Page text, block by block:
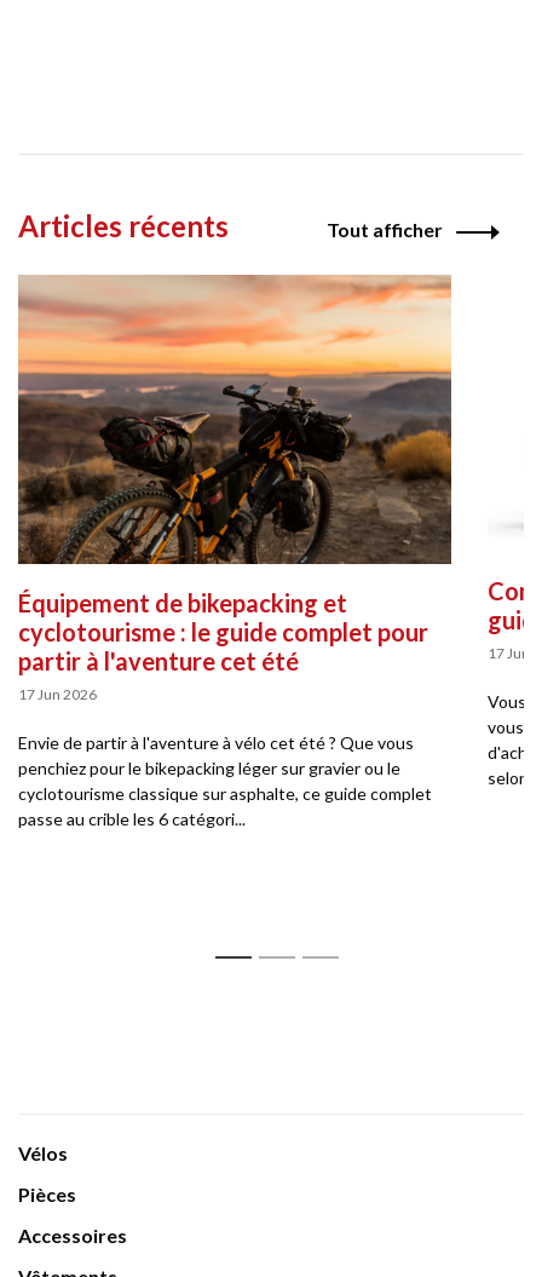
Articles récents Tout afficher
Équipement de bikepacking et
cyclotourisme : le guide complet pour
partir à l'aventure cet été
17 Jun 2026
Envie de partir à l'aventure à vélo cet été ? Que vous
penchiez pour le bikepacking léger sur gravier ou le
cyclotourisme classique sur asphalte, ce guide complet
passe au crible les 6 catégori...
17 Jun
Vous
vous
selon
Vélos
Pièces
Accessoires